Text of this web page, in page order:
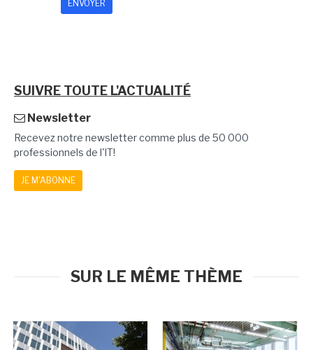
SUIVRE TOUTE L'ACTUALITÉ
Newsletter
Recevez notre newsletter comme plus de 50 000
professionnels de l'IT!
JE M'ABONNE
SUR LE MÊME THÈME